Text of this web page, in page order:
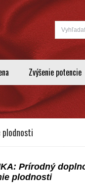
Zvýšenie potencie
plodnosti
Prírodný
plodnosti